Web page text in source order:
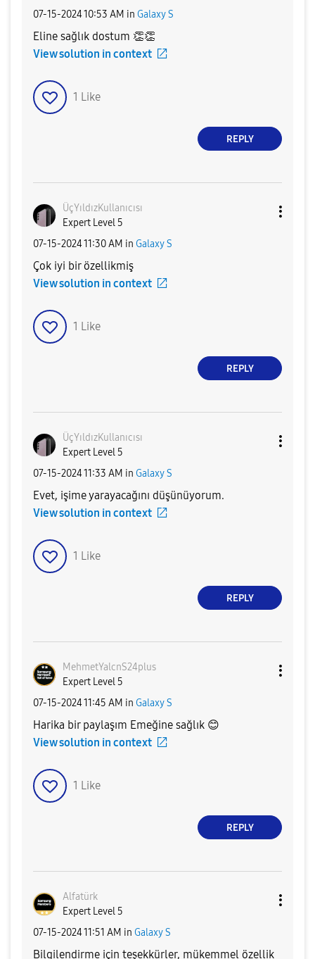
‎07-15-202410:53 AM in Galaxy S
Eline sağlık dostum 👏👏
View solution in context
1 Like
REPLY
ÜçYıldızKullanıcısı
Expert Level 5
‎07-15-202411:30 AM in Galaxy S
Çok iyi bir özellikmiş
View solution in context
1 Like
REPLY
ÜçYıldızKullanıcısı
Expert Level 5
‎07-15-202411:33 AM in Galaxy S
Evet, işime yarayacağını düşünüyorum.
View solution in context
1 Like
REPLY
MehmetYalcnS24plus
Expert Level 5
‎07-15-202411:45 AM in Galaxy S
Harika bir paylaşım Emeğine sağlık 😊
View solution in context
1 Like
REPLY
Alfatürk
Expert Level 5
‎07-15-202411:51 AM in Galaxy S
Bilgilendirme için teşekkürler, mükemmel özellik